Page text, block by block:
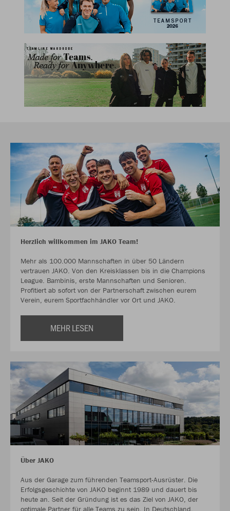
Herzlich willkommen im JAKO Team!
Mehr als 100.000 Mannschaften in über 50 Ländern
vertrauen JAKO. Von den Kreisklassen bis in die Champions
League. Bambinis, erste Mannschaften und Senioren.
Profitiert ab sofort von der Partnerschaft zwischen eurem
Verein, eurem Sportfachhändler vor Ort und JAKO.
MEHR LESEN
Über JAKO
Aus der Garage zum führenden Teamsport-Ausrüster. Die
Erfolgsgeschichte von JAKO beginnt 1989 und dauert bis
heute an. Seit der Gründung ist es das Ziel von JAKO, der
optimale Partner für alle Teams zu sein. In Deutschland,